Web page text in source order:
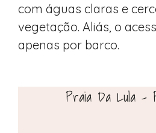
com águas claras e
vegetação. Aliás, o
apenas por barco.
Praia Da Lula –